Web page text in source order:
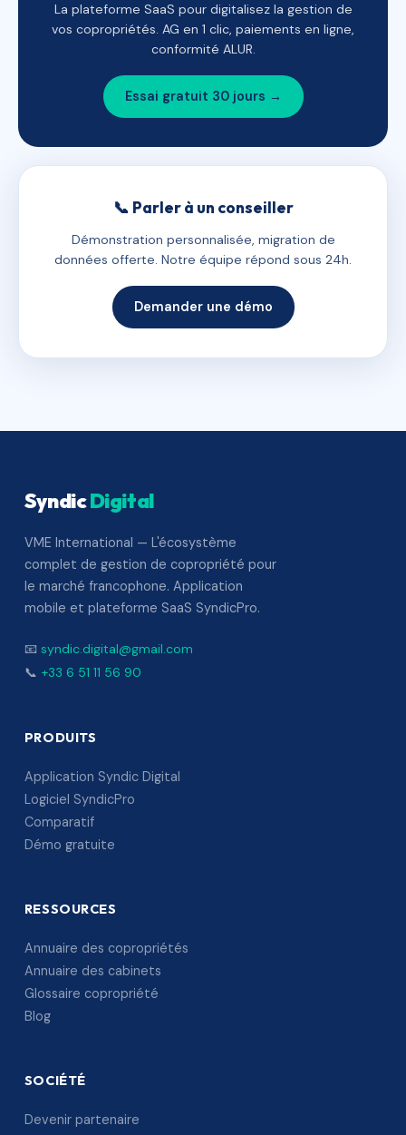
La plateforme SaaS pour digitalisez la gestion de
vos copropriétés. AG en 1 clic, paiements en ligne,
conformité ALUR.
Essai gratuit 30 jours →
📞 Parler à un conseiller
Démonstration personnalisée, migration de
données offerte. Notre équipe répond sous 24h.
Demander une démo
SyndicDigital
VME International — L'écosystème
complet de gestion de copropriété pour
le marché francophone. Application
mobile et plateforme SaaS SyndicPro.
📧 syndic.digital@gmail.com
📞 +33 6 51 11 56 90
PRODUITS
Application Syndic Digital
Logiciel SyndicPro
Comparatif
Démo gratuite
RESSOURCES
Annuaire des copropriétés
Annuaire des cabinets
Glossaire copropriété
Blog
SOCIÉTÉ
Devenir partenaire